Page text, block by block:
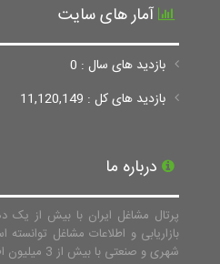
آمار های سایت
بازدید های سال : 0
بازدید های کل : 11,120,149
درباره ما
پرتال مشاغل ایران با بیش از یک
بازاریابی و اطلاعات مشاغل
شهری و صنعتی با بیش از 3 میلیون اطلاعات جمع آوری نماید.